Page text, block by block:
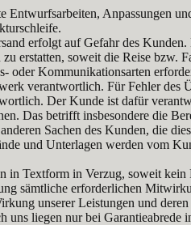
Entwurfsarbeiten, Anpassungen
erfolgt auf Gefahr des
erstatten, soweit die Reise
Kommunikationsarten
verantwortlich. Für Fehler des
Der Kunde ist dafür
Das betrifft insbesondere die
Sachen des Kunden, die
und Unterlagen werden vom
in Textform in Verzug, soweit
sämtliche erforderlichen
unserer Leistungen und
uns liegen nur bei